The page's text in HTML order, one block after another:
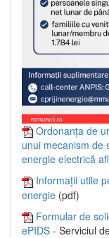
Ordonanța de
unui mecanism de
energie electrică
Informații utile
energie (pdf)
Formular de
ePIDS - Serviciul